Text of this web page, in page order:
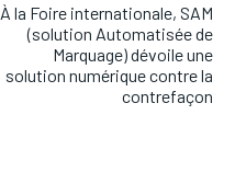
À la Foire internationale, SAM
(solution Automatisée de
Marquage) dévoile une
solution numérique contre la
contrefaçon